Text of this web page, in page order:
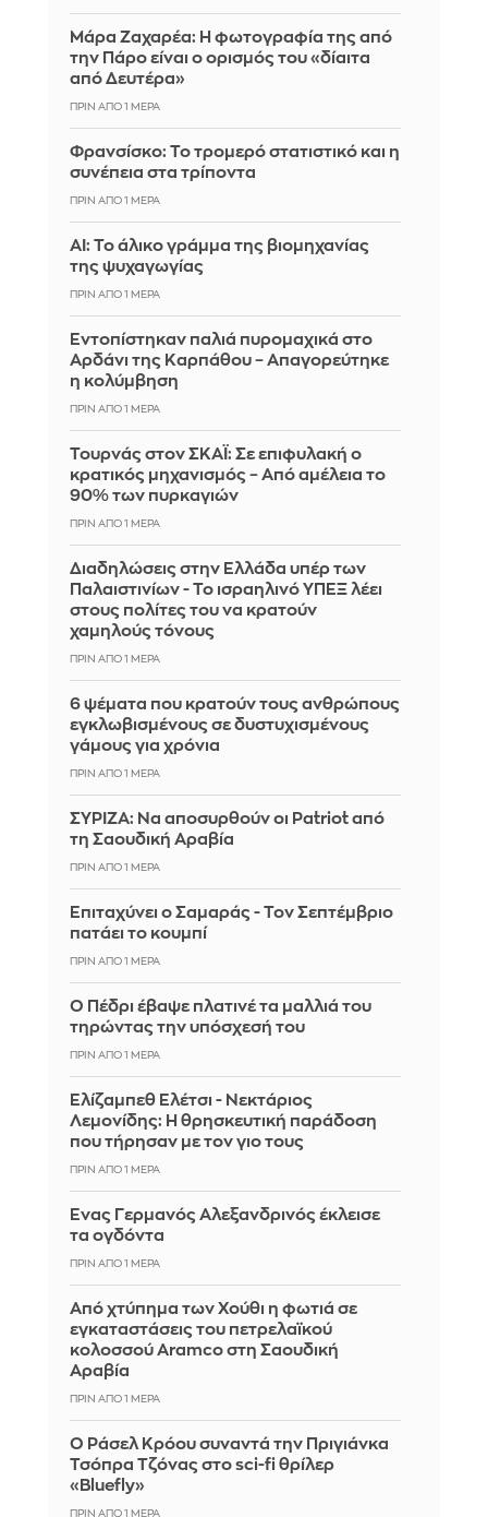
Μάρα Ζαχαρέα: Η φωτογραφία της από
την Πάρο είναι ο ορισμός του «δίαιτα
από Δευτέρα»
ΠΡΙΝ ΑΠΌ 1 ΜΈΡΑ
Φρανσίσκο: Το τρομερό στατιστικό και η
συνέπεια στα τρίποντα
ΠΡΙΝ ΑΠΌ 1 ΜΈΡΑ
AI: Το άλικο γράμμα της βιομηχανίας
της ψυχαγωγίας
ΠΡΙΝ ΑΠΌ 1 ΜΈΡΑ
Εντοπίστηκαν παλιά πυρομαχικά στο
Αρδάνι της Καρπάθου – Απαγορεύτηκε
η κολύμβηση
ΠΡΙΝ ΑΠΌ 1 ΜΈΡΑ
Τουρνάς στον ΣΚΑΪ: Σε επιφυλακή ο
κρατικός μηχανισμός – Από αμέλεια το
90% των πυρκαγιών
ΠΡΙΝ ΑΠΌ 1 ΜΈΡΑ
Διαδηλώσεις στην Ελλάδα υπέρ των
Παλαιστινίων - Το ισραηλινό ΥΠΕΞ λέει
στους πολίτες του να κρατούν
χαμηλούς τόνους
ΠΡΙΝ ΑΠΌ 1 ΜΈΡΑ
6 ψέματα που κρατούν τους ανθρώπους
εγκλωβισμένους σε δυστυχισμένους
γάμους για χρόνια
ΠΡΙΝ ΑΠΌ 1 ΜΈΡΑ
ΣΥΡΙΖΑ: Να αποσυρθούν οι Patriot από
τη Σαουδική Αραβία
ΠΡΙΝ ΑΠΌ 1 ΜΈΡΑ
Επιταχύνει ο Σαμαράς - Τον Σεπτέμβριο
πατάει το κουμπί
ΠΡΙΝ ΑΠΌ 1 ΜΈΡΑ
Ο Πέδρι έβαψε πλατινέ τα μαλλιά του
τηρώντας την υπόσχεσή του
ΠΡΙΝ ΑΠΌ 1 ΜΈΡΑ
Ελίζαμπεθ Ελέτσι - Νεκτάριος
Λεμονίδης: Η θρησκευτική παράδοση
που τήρησαν με τον γιο τους
ΠΡΙΝ ΑΠΌ 1 ΜΈΡΑ
Ένας Γερμανός Αλεξανδρινός έκλεισε
τα ογδόντα
ΠΡΙΝ ΑΠΌ 1 ΜΈΡΑ
Από χτύπημα των Χούθι η φωτιά σε
εγκαταστάσεις του πετρελαϊκού
κολοσσού Aramco στη Σαουδική
Αραβία
ΠΡΙΝ ΑΠΌ 1 ΜΈΡΑ
Ο Ράσελ Κρόου συναντά την Πριγιάνκα
Τσόπρα Τζόνας στο sci-fi θρίλερ
«Bluefly»
ΠΡΙΝ ΑΠΌ 1 ΜΈΡΑ